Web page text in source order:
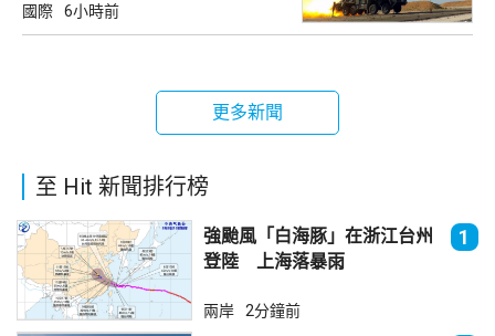
國際 6小時前
更多新聞
至 Hit 新聞排行榜
強颱風「白海豚」在浙江台州
登陸 上海落暴雨
1
兩岸 2分鐘前